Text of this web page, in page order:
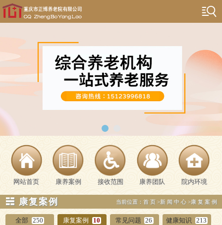
网站首页 康养案例 接收范围 康养团队 院内环境
☵ 康复案例 当前位置： 首页 >新闻中心>康复案例
全部 250 康复案例 10 常见问题 26 健康知识
213